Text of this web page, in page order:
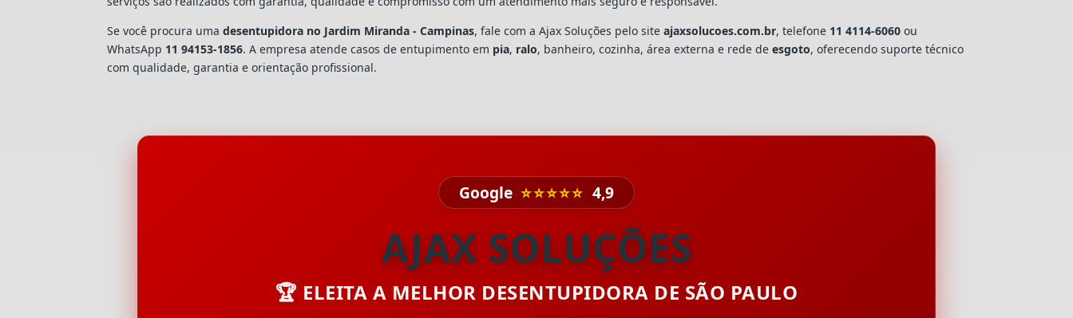
Se você procura umadesentupidora no Jardim Miranda - Campinas, fale com a Ajax Soluções pelo siteajaxsolucoes.com.br, telefone 11 4114-6060 ou
WhatsApp 11 94153-1856. A empresa atende casos de entupimento em pia, ralo, banheiro, cozinha, área externa e rede deesgoto, oferecendo suporte técnico
com qualidade, garantia e orientação profissional.
Google ⭐⭐⭐⭐⭐ 4,9
AJAX SOLUÇÕES
🏆 ELEITA A MELHOR DESENTUPIDORA DE SÃO PAULO